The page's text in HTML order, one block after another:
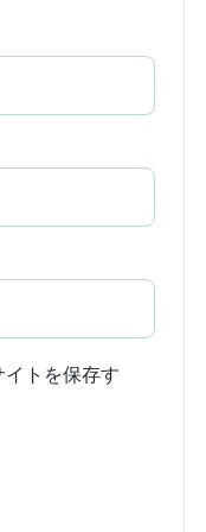
トを保存す